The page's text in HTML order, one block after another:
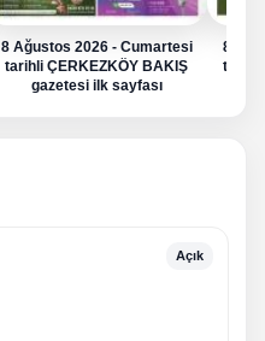
8 Ağustos 2026 - Cumartesi
tarihli ÇERKEZKÖY BAKIŞ
gazetesi ilk sayfası
8
tarihli
Açık